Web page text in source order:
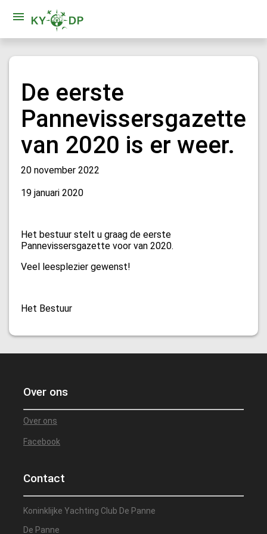
De eerste
Pannevissersgazette
van 2020 is er weer.
20 november 2022
19 januari 2020
Het bestuur stelt u graag de eerste
Pannevissersgazette voor van 2020.
Veel leesplezier gewenst!
Het Bestuur
Over ons
Over ons
Facebook
Contact
Koninklijke Yachting Club De Panne
De Panne